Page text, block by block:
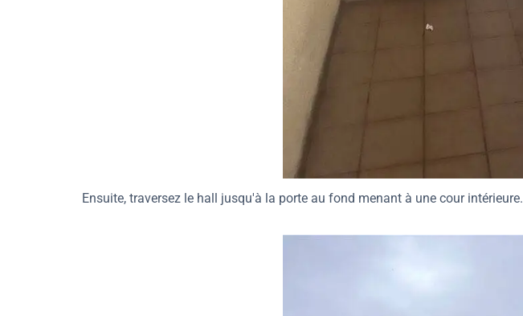
Ensuite, traversez le hall jusqu'à la porte au fond menant à une cour intérieure.